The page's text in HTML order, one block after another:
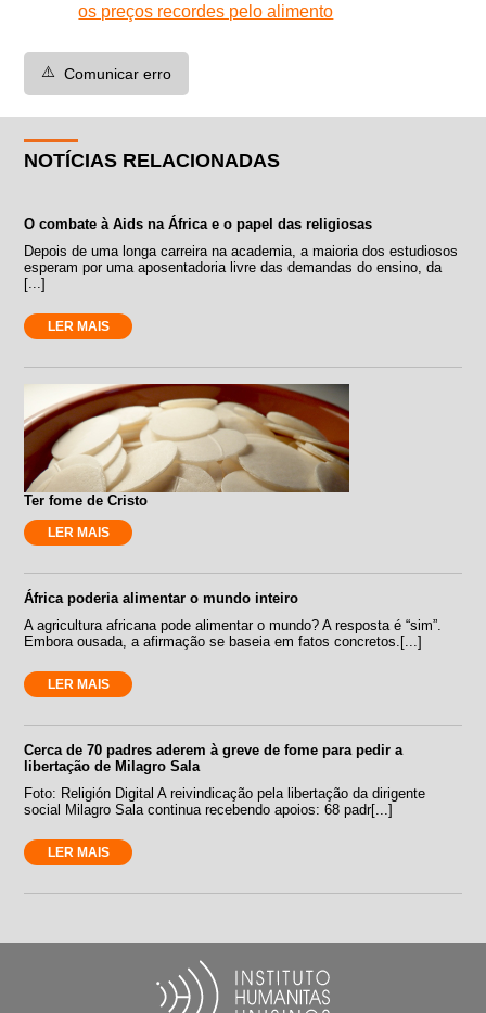
os preços recordes pelo alimento
⚠️ Comunicar erro
NOTÍCIAS RELACIONADAS
O combate à Aids na África e o papel das religiosas
Depois de uma longa carreira na academia, a maioria dos estudiosos
esperam por uma aposentadoria livre das demandas do ensino, da
[...]
LER MAIS
Ter fome de Cristo
LER MAIS
África poderia alimentar o mundo inteiro
A agricultura africana pode alimentar o mundo? A resposta é “sim”.
Embora ousada, a afirmação se baseia em fatos concretos.[...]
LER MAIS
Cerca de 70 padres aderem à greve de fome para pedir a
libertação de Milagro Sala
Foto: Religión Digital A reivindicação pela libertação da dirigente
social Milagro Sala continua recebendo apoios: 68 padr[...]
LER MAIS